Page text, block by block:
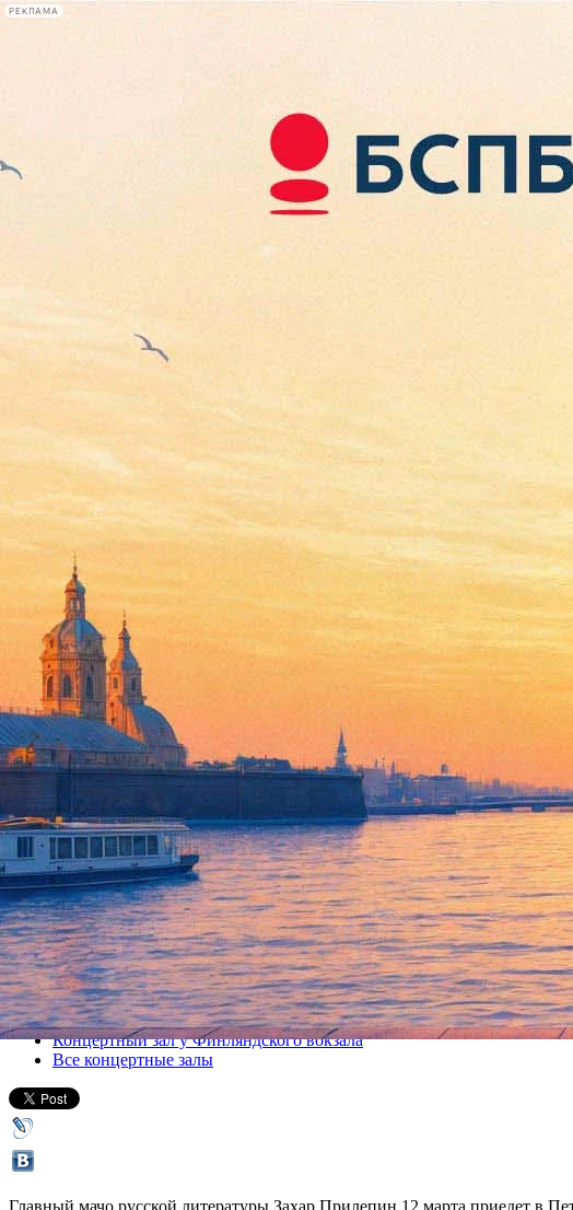
РЕКЛАМА
лекции
книги
Захар Прилепин поговорит с
12 марта 2016, суббота,19.00
Версия для печати
Все книги
Концертный зал у Финляндского вокзала
Все концертные залы
Главный мачо русской литературы Захар Прилепин 12 марта приедет в